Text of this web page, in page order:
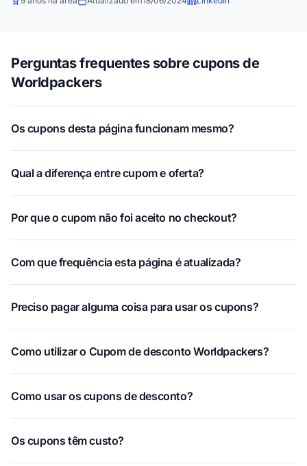
Perguntas frequentes sobre cupons de
Worldpackers
Os cupons desta página funcionam mesmo?
Qual a diferença entre cupom e oferta?
Por que o cupom não foi aceito no checkout?
Com que frequência esta página é atualizada?
Preciso pagar alguma coisa para usar os cupons?
Como utilizar o Cupom de desconto Worldpackers?
Como usar os cupons de desconto?
Os cupons têm custo?